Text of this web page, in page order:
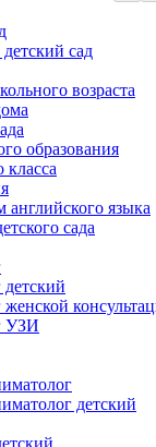
сад
возраста
образования
класса
английского языка
сада
детский
УЗИ
детский